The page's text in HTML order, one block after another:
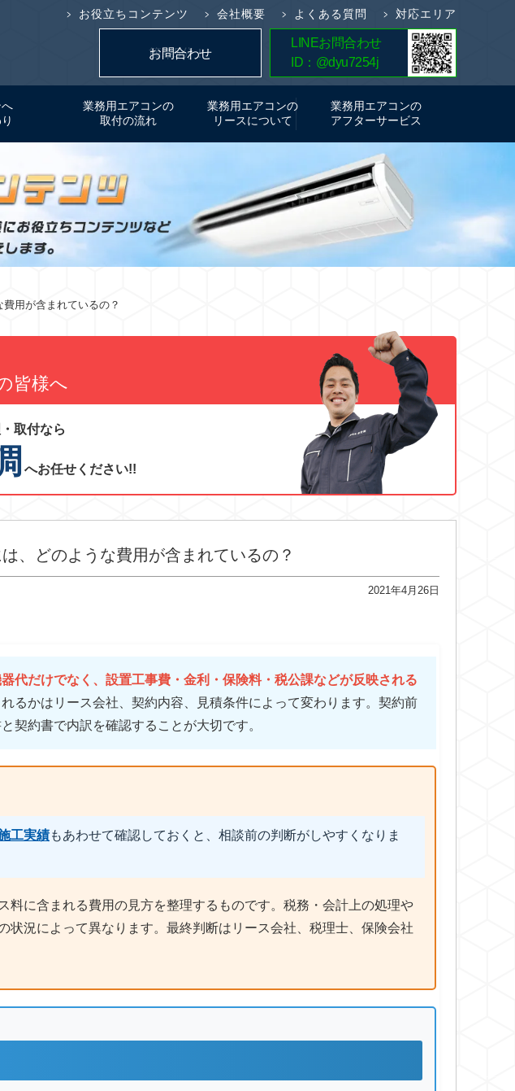
お役立ちコンテンツ 会社概要 よくある質問 対応エリア
簡単5分！
お見積り
お問合わせ
LINEお問合わせ
ID：@dyu7254j
業務用エアコンの
取付の流れ
業務用エアコンの
リースについて
業務用エアコンの
アフターサービス
用が含まれているの？
皆様へ
取付なら
へお任せください!!
、どのような費用が含まれているの？
2021年4月26日
代だけでなく、設置工事費・金利・保険料・税公課などが反映される
るかはリース会社、契約内容、見積条件によって変わります。契約前
契約書で内訳を確認することが大切です。
工実績もあわせて確認しておくと、相談前の判断がしやすくなりま
料に含まれる費用の見方を整理するものです。税務・会計上の処理や
状況によって異なります。最終判断はリース会社、税理士、保険会社